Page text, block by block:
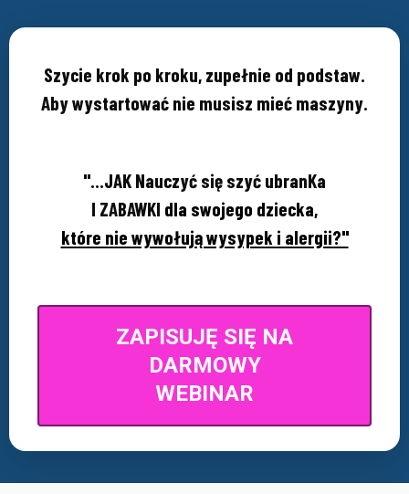
Szycie krok po kroku, zupełnie od podstaw.
Aby wystartować nie musisz mieć maszyny.
"...JAK Nauczyć się szyć ubranKa
I ZABAWKI dla swojego dziecka,
które nie wywołują wysypek i alergii?"
ZAPISUJĘ SIĘ NA
DARMOWY
WEBINAR